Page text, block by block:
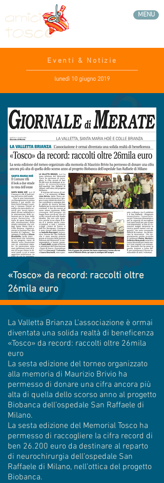
MENU
Eventi & Notizie
lunedì 10 giugno 2019
«Tosco» da record: raccolti oltre
26mila euro
La Valletta Brianza L’associazione è ormai
diventata una solida realtà di beneficenza
«Tosco» da record: raccolti oltre 26mila
euro
La sesta edizione del torneo organizzato
alla memoria di Maurizio Brivio ha
permesso di donare una cifra ancora più
alta di quella dello scorso anno al progetto
Biobanca dell’ospedale San Raffaele di
Milano.
La sesta edizione del Memorial Tosco ha
permesso di raccogliere la cifra record di
ben 26.200 euro da destinare al reparto
di neurochirurgia dell’ospedale San
Raffaele di Milano, nell’ottica del progetto
Biobanca.